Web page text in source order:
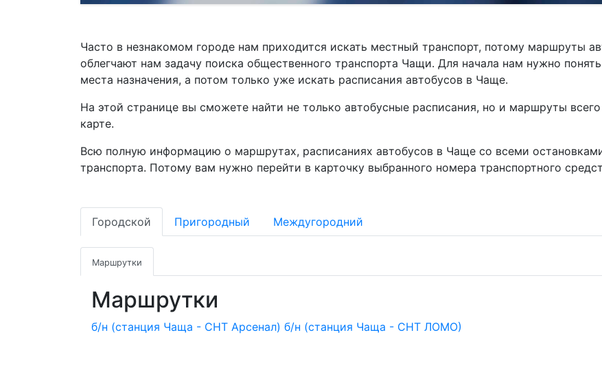
Часто в незнакомом городе нам приходится искать местный транспорт, потому маршруты
облегчают нам задачу поиска общественного транспорта Чащи. Для начала нам нужно
места назначения, а потом только уже искать расписания автобусов в Чаще.
На этой странице вы сможете найти не только автобусные расписания, но и маршруты
карте.
Всю полную информацию о маршрутах, расписаниях автобусов в Чаще со всеми
транспорта. Потому вам нужно перейти в карточку выбранного номера транспортного
Городской Пригородный Междугородний
Маршрутки
Маршрутки
б/н (станция Чаща - СНТ Арсенал) б/н (станция Чаща - СНТ ЛОМО)